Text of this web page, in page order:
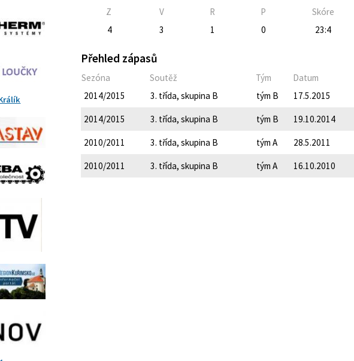
Z V R P Skóre
4
3 1 0 23:4
Přehled zápasů
Sezóna Soutěž Tým Datum
2014/2015
3. třída, skupina B tým B 17.5.2015
2014/2015 3. třída, skupina B tým B 19.10.2014
2010/2011 3. třída, skupina B tým A 28.5.2011
2010/2011 3. třída, skupina B tým A 16.10.2010